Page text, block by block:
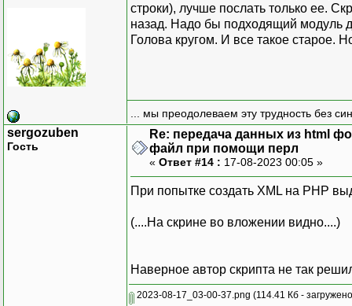
строки), лучше послать только ее.
назад. Надо бы подходящий модуль
Голова кругом. И все такое старое.
... мы преодолеваем эту трудность без
sergozuben
Гость
Re: передача данных из html
файл при помощи перл
« Ответ #14 : 17-08-2023 00:05 »
При попытке создать XML на РНР
(....На скрине во вложении видно....)
Наверное автор скрипта не так
2023-08-17_03-00-37.png (114.41 Кб -